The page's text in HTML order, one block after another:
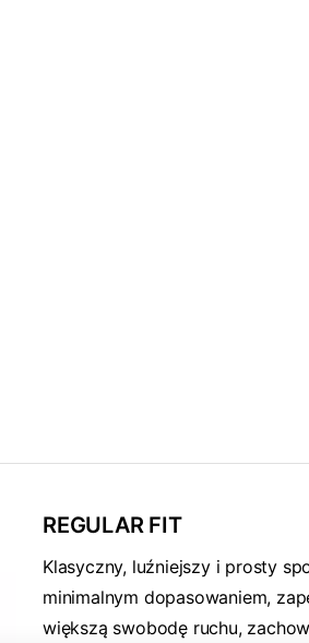
REGULAR FIT
Klasyczny, luźniejszy i prosty
minimalnym dopasowaniem,
większą swobodę ruchu,